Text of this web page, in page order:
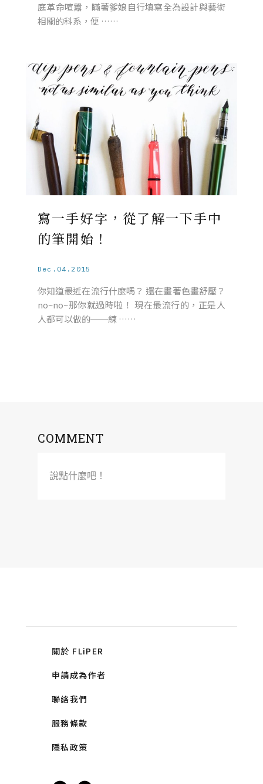
庭革命喧囂，瞞著爹娘自行填寫全為設計與藝術
相關的科系，便 ……
寫一手好字，從了解一下手中
的筆開始！
Dec.04.2015
你知道最近在流行什麼嗎？ 還在畫著色畫舒壓？
no~no~那你就過時啦！ 現在最流行的，正是人
人都可以做的──練 ……
COMMENT
說點什麼吧！
關於 FLiPER
申請成為作者
聯絡我們
服務條款
隱私政策